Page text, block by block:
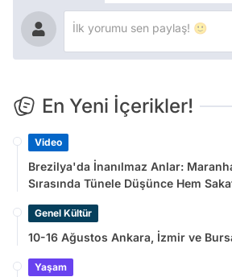
En Yeni İçerikler!
Video
Brezilya'da İnanılmaz Anlar:
Sırasında Tünele Düşünce Hem
Genel Kültür
10-16 Ağustos Ankara, İzmir ve
Yaşam